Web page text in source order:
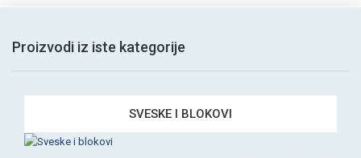
Proizvodi iz iste kategorije
SVESKE I BLOKOVI